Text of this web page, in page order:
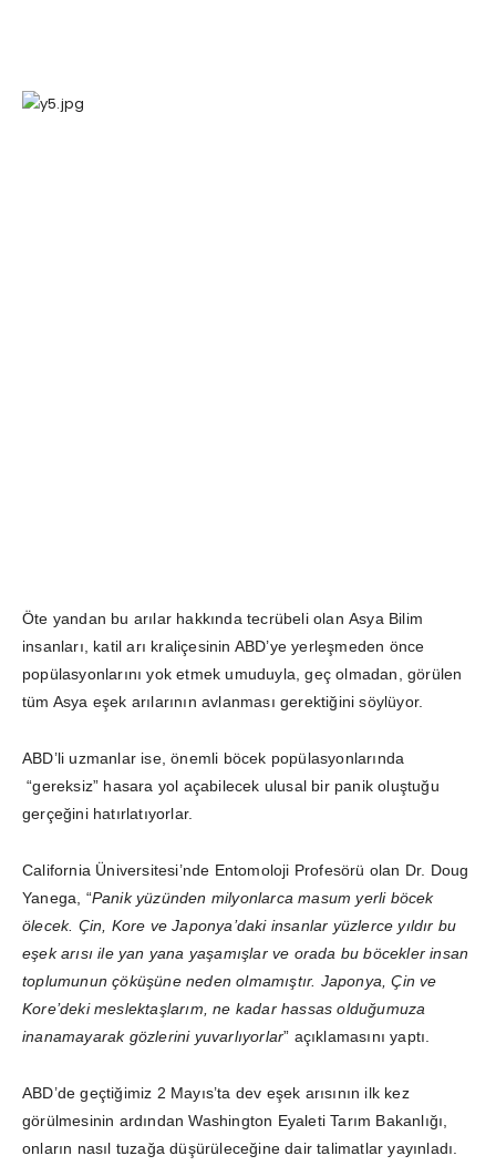
Öte yandan bu arılar hakkında tecrübeli olan Asya Bilim
insanları, katil arı kraliçesinin ABD’ye yerleşmeden önce
popülasyonlarını yok etmek umuduyla, geç olmadan, görülen
tüm Asya eşek arılarının avlanması gerektiğini söylüyor.
ABD’li uzmanlar ise, önemli böcek popülasyonlarında
“gereksiz” hasara yol açabilecek ulusal bir panik oluştuğu
gerçeğini hatırlatıyorlar.
California Üniversitesi’nde Entomoloji Profesörü olan Dr. Doug
Yanega, “Panik yüzünden milyonlarca masum yerli böcek
ölecek. Çin, Kore ve Japonya’daki insanlar yüzlerce yıldır bu
eşek arısı ile yan yana yaşamışlar ve orada bu böcekler insan
toplumunun çöküşüne neden olmamıştır. Japonya, Çin ve
Kore’deki meslektaşlarım, ne kadar hassas olduğumuza
inanamayarak gözlerini yuvarlıyorlar” açıklamasını yaptı.
ABD’de geçtiğimiz 2 Mayıs’ta dev eşek arısının ilk kez
görülmesinin ardından Washington Eyaleti Tarım Bakanlığı,
onların nasıl tuzağa düşürüleceğine dair talimatlar yayınladı.